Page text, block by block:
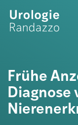
Frühe
Diagnose